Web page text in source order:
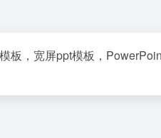
，宽屏ppt模板，